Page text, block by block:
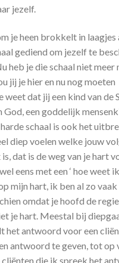
jezelf.
je heen brokkelt in
gediend om jezelf te
heb je die schaal niet meer
jij je hier en nu nog moeten
weet dat jij een kind van de
God, een goddelijk
schaal is ook het
diep voelen welke jouw
dat is de weg van je hart
eens met een ‘ hoe weet
mijn hart, ik ben al zo vaak
omdat je hoofd de
je hart. Meestal bij
het antwoord voor een
antwoord te geven, tot op
cliënten die ik spreek het